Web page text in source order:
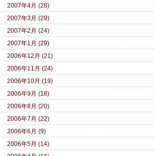
2007年4月 (28)
2007年3月 (29)
2007年2月 (24)
2007年1月 (29)
2006年12月 (21)
2006年11月 (24)
2006年10月 (19)
2006年9月 (18)
2006年8月 (20)
2006年7月 (22)
2006年6月 (9)
2006年5月 (14)